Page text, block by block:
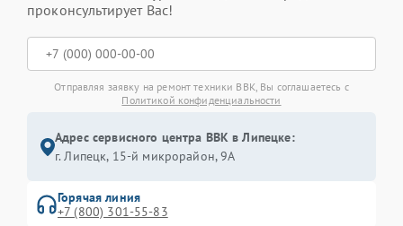
проконсультирует Вас!
Отправляя заявку на ремонт техники BBK, Вы соглашаетесь с
Политикой конфиденциальности
Адрес сервисного центра BBK в Липецке:
г. Липецк, 15-й микрорайон, 9А
Горячая линия
+7 (800) 301-55-83